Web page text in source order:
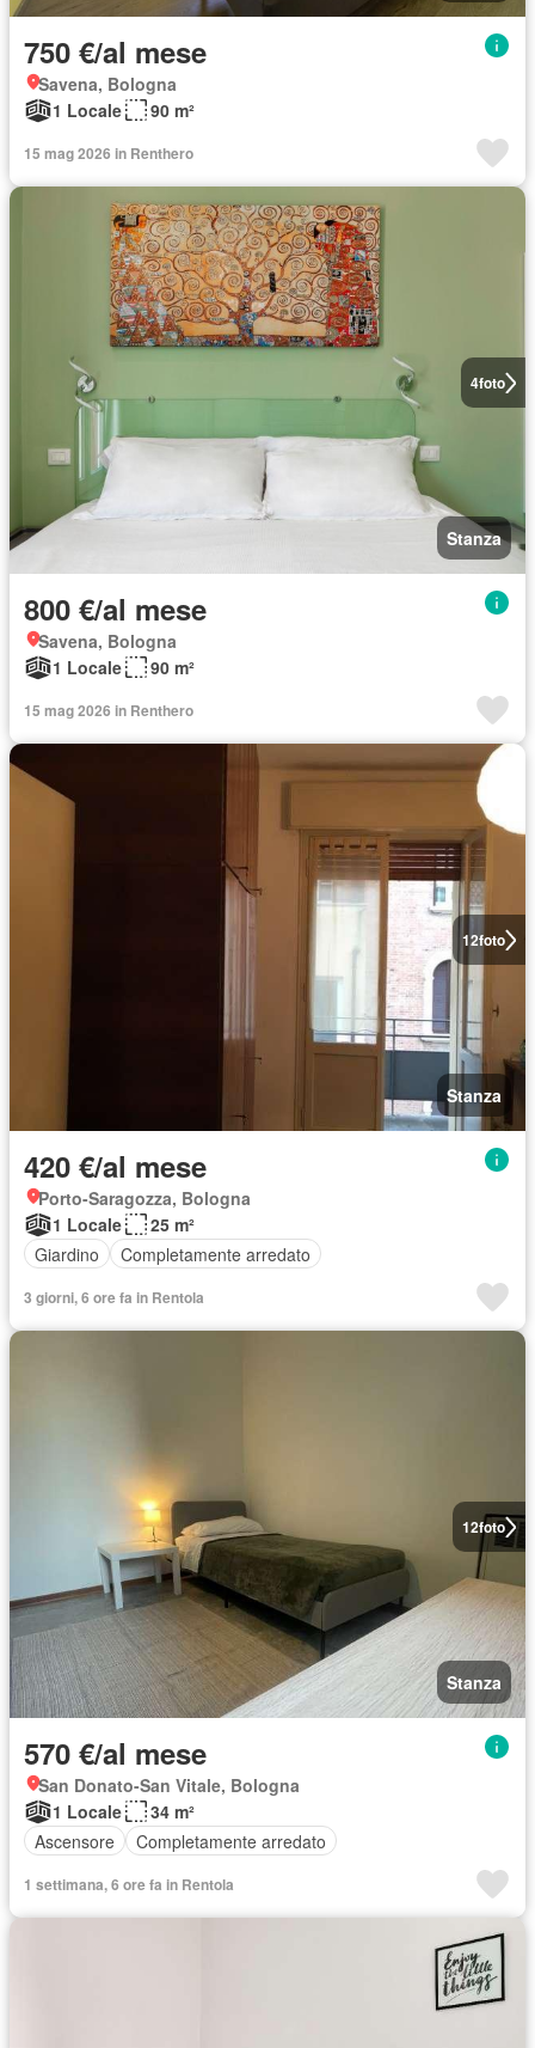
750 €/al mese
Savena, Bologna
1 Locale
90 m²
15 mag 2026 in Renthero
4foto
Stanza
800 €/al mese
Savena, Bologna
1 Locale
90 m²
15 mag 2026 in Renthero
12foto
Stanza
420 €/al mese
Porto-Saragozza, Bologna
1 Locale
25 m²
Giardino
Completamente arredato
3 giorni, 6 ore fa in Rentola
12foto
Stanza
570 €/al mese
San Donato-San Vitale, Bologna
1 Locale
34 m²
Ascensore
Completamente arredato
1 settimana, 6 ore fa in Rentola